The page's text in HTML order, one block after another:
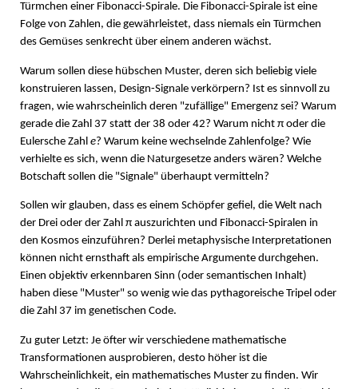
Türmchen einer Fibonacci-Spirale. Die Fibonacci-Spirale ist eine
Folge von Zahlen, die gewährleistet, dass niemals ein Türmchen
des Gemüses senkrecht über einem anderen wächst.
Warum sollen diese hübschen Muster, deren sich beliebig viele
konstruieren lassen, Design-Signale verkörpern? Ist es sinnvoll zu
fragen, wie wahrscheinlich deren "zufällige" Emergenz sei? Warum
gerade die Zahl 37 statt der 38 oder 42? Warum nicht π oder die
Eulersche Zahl e? Warum keine wechselnde Zahlenfolge? Wie
verhielte es sich, wenn die Naturgesetze anders wären? Welche
Botschaft sollen die "Signale" überhaupt vermitteln?
Sollen wir glauben, dass es einem Schöpfer gefiel, die Welt nach
der Drei oder der Zahl π auszurichten und Fibonacci-Spiralen in
den Kosmos einzuführen? Derlei metaphysische Interpretationen
können nicht ernsthaft als empirische Argumente durchgehen.
Einen objektiv erkennbaren Sinn (oder semantischen Inhalt)
haben diese "Muster" so wenig wie das pythagoreische Tripel oder
die Zahl 37 im genetischen Code.
Zu guter Letzt: Je öfter wir verschiedene mathematische
Transformationen ausprobieren, desto höher ist die
Wahrscheinlichkeit, ein mathematisches Muster zu finden. Wir